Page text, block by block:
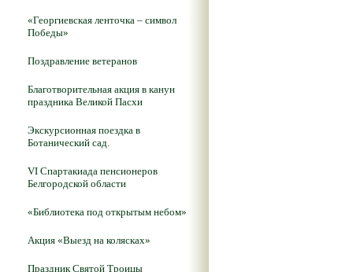
«Георгиевская ленточка – символ
Победы»
Поздравление ветеранов
Благотворительная акция в канун
праздника Великой Пасхи
Экскурсионная поездка в
Ботанический сад.
VI Спартакиада пенсионеров
Белгородской области
«Библиотека под открытым небом»
Акция «Выезд на колясках»
Праздник Святой Троицы